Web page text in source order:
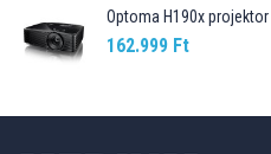
Optoma H190x projektor
162.999 Ft